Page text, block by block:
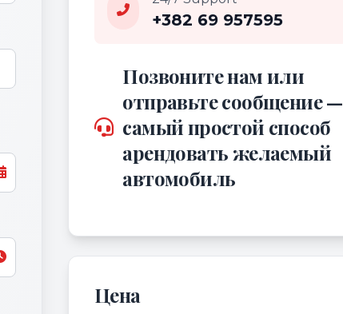
+382 69 957595
Позвоните нам или
отправьте сообщение —
самый простой способ
арендовать желаемый
автомобиль
Цена